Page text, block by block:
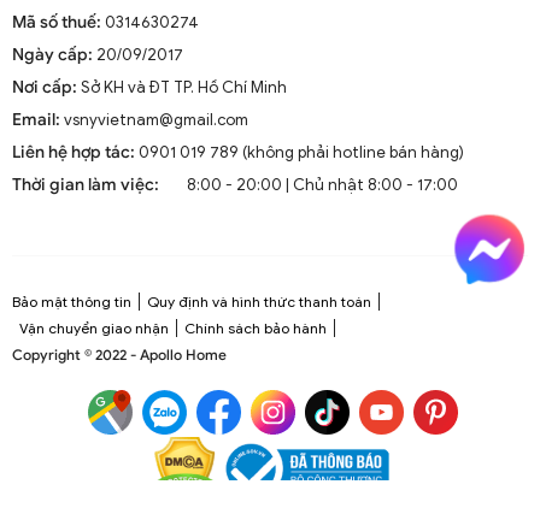
Mã số thuế: 0314630274
Ngày cấp: 20/09/2017
Nơi cấp: Sở KH và ĐT TP. Hồ Chí Minh
Email: vsnyvietnam@gmail.com
Liên hệ hợp tác: 0901 019 789 (không phải hotline bán hàng)
Thời gian làm việc:
8:00 - 20:00 | Chủ nhật 8:00 - 17:00
Bảo mật thông tin
Quy định và hình thức thanh toán
Vận chuyển giao nhận
Chính sách bảo hành
Copyright © 2022 - Apollo Home